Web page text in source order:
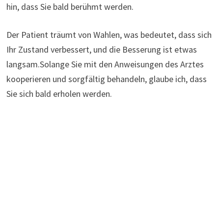
hin, dass Sie bald berühmt werden.
Der Patient träumt von Wahlen, was bedeutet, dass sich
Ihr Zustand verbessert, und die Besserung ist etwas
langsam.Solange Sie mit den Anweisungen des Arztes
kooperieren und sorgfältig behandeln, glaube ich, dass
Sie sich bald erholen werden.